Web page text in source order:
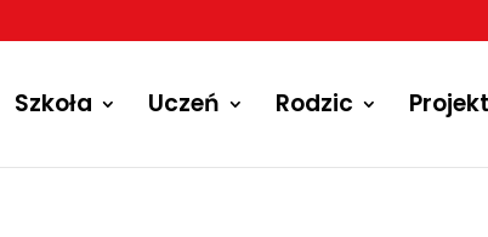
Szkoła Uczeń Rodzic